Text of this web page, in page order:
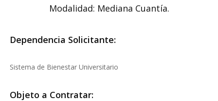
Modalidad: Mediana Cuantía.
Dependencia Solicitante:
Sistema de Bienestar Universitario
Objeto a Contratar: